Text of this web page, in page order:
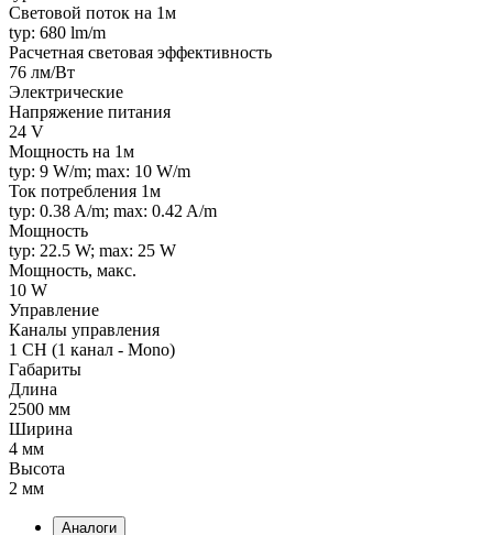
Световой поток на 1м
typ: 680 lm/m
Расчетная световая эффективность
76 лм/Вт
Электрические
Напряжение питания
24 V
Мощность на 1м
typ: 9 W/m; max: 10 W/m
Ток потребления 1м
typ: 0.38 A/m; max: 0.42 A/m
Мощность
typ: 22.5 W; max: 25 W
Мощность, макс.
10 W
Управление
Каналы управления
1 CH (1 канал - Mono)
Габариты
Длина
2500 мм
Ширина
4 мм
Высота
2 мм
Аналоги